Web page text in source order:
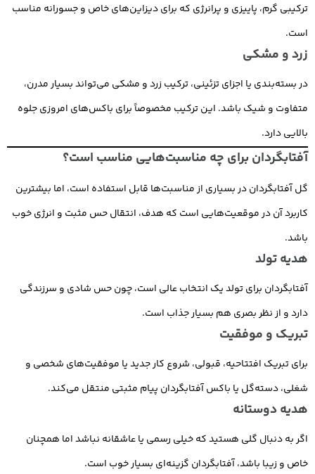
ترکیبی گرم، پاییزی و پرانرژی که برای دیزاین‌های خاص و جسورانه مناسب
است.
زرد و مشکی
در بسته‌بندی یا اجزای تزئینی، ترکیب زرد و مشکی می‌تواند بسیار مدرن،
متفاوت و شیک باشد. این ترکیب مخصوصاً برای باکس‌های امروزی جلوه
بالایی دارد.
آفتابگردان برای چه مناسبت‌هایی مناسب است؟
گل آفتابگردان در بسیاری از مناسبت‌ها قابل استفاده است، اما بیشترین
کاربرد آن در موقعیت‌هایی است که هدف، انتقال حس مثبت و انرژی خوب
باشد.
هدیه تولد
آفتابگردان برای تولد یک انتخاب عالی است، چون حس شادی و سرزندگی
دارد و از نظر بصری هم بسیار جذاب است.
تبریک و موفقیت
برای تبریک افتتاحیه، قبولی، شروع کار جدید یا موفقیت‌های شخصی و
شغلی، دسته‌گل یا باکس آفتابگردان پیام مثبتی منتقل می‌کند.
هدیه دوستانه
اگر به دنبال گلی هستید که خیلی رسمی یا عاشقانه نباشد اما همچنان
خاص و زیبا باشد، آفتابگردان گزینه‌ای بسیار خوب است.